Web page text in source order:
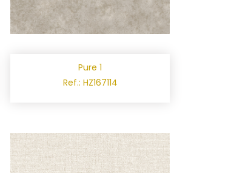
Pure 1
Ref.: HZ167114